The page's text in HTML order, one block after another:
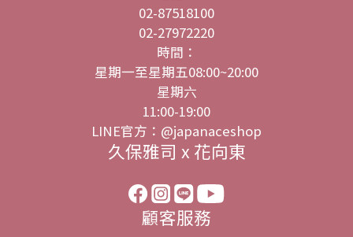
02-87518100
02-27972220
時間：
星期一至星期五08:00~20:00
星期六
11:00-19:00
LINE官方：@japanaceshop
久保雅司 x 花向東
顧客服務